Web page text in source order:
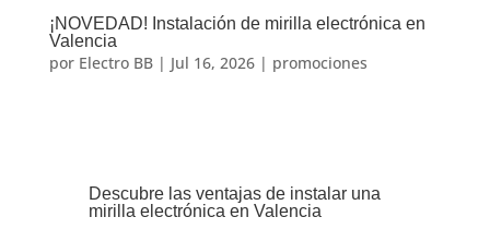
¡NOVEDAD! Instalación de mirilla electrónica en
Valencia
por Electro BB| Jul 16, 2026| promociones
Descubre las ventajas de instalar una
mirilla electrónica en Valencia